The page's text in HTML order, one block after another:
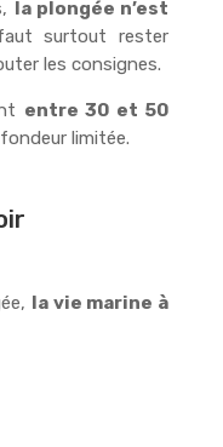
la plongée n’est
surtout rester
les consignes.
entre 30 et 50
limitée.
la vie marine à